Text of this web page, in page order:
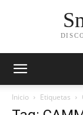
Inicio Etiquetas